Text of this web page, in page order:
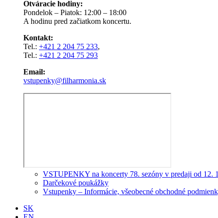
Otváracie hodiny:
Pondelok – Piatok: 12:00 – 18:00
A hodinu pred začiatkom koncertu.
Kontakt:
Tel.: +421 2 204 75 233,
Tel.: +421 2 204 75 293
Email:
vstupenky@filharmonia.sk
VSTUPENKY na koncerty 78. sezóny v predaji od 12.
Darčekové poukážky
Vstupenky – Informácie, všeobecné obchodné
SK